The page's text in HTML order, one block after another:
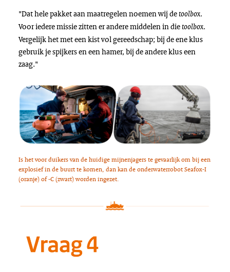
"Dat hele pakket aan maatregelen noemen wij detoolbox.
Voor iedere missie zitten er andere middelen in dietoolbox.
Vergelijk het met een kist vol gereedschap; bij de ene klus
gebruik je spijkers en een hamer, bij de andere klus een
zaag."
Is het voor duikers van de huidige mijnenjagers te gevaarlijk om bij een
explosief in de buurt te komen, dan kan de onderwaterrobot Seafox-I
(oranje) of -C (zwart) worden ingezet.